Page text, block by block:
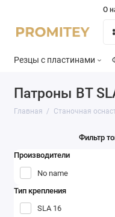
О
Резцы с пластинами
Патроны BT
Главная Станочная
Фильтр
Производители
No name
Тип крепления
SLA 16